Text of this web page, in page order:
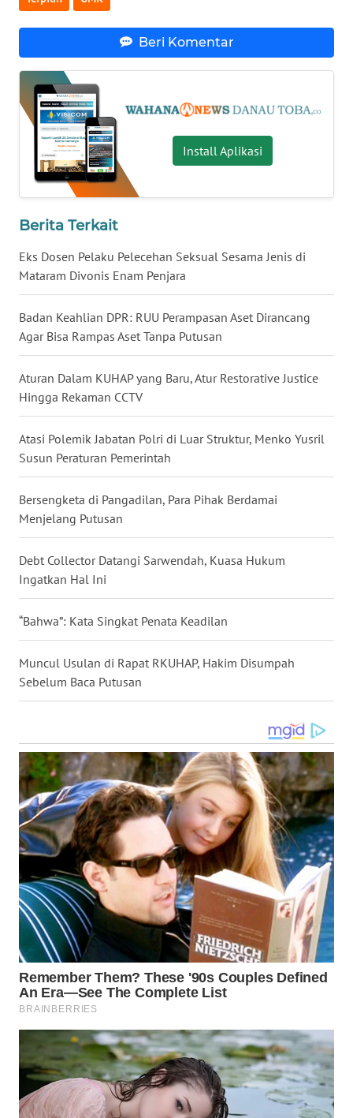
Beri Komentar
Install Aplikasi
Berita Terkait
Eks Dosen Pelaku Pelecehan Seksual Sesama Jenis di
Mataram Divonis Enam Penjara
Badan Keahlian DPR: RUU Perampasan Aset Dirancang
Agar Bisa Rampas Aset Tanpa Putusan
Aturan Dalam KUHAP yang Baru, Atur Restorative Justice
Hingga Rekaman CCTV
Atasi Polemik Jabatan Polri di Luar Struktur, Menko Yusril
Susun Peraturan Pemerintah
Bersengketa di Pangadilan, Para Pihak Berdamai
Menjelang Putusan
Debt Collector Datangi Sarwendah, Kuasa Hukum
Ingatkan Hal Ini
“Bahwa”: Kata Singkat Penata Keadilan
Muncul Usulan di Rapat RKUHAP, Hakim Disumpah
Sebelum Baca Putusan
TAPANULI
SELATAN
WN
TANJUNG
LESUNG
SIMALUNGUN
LABUHANBATU
TAPANULI
TENGAH
WN DELI
SERDANG
WN
TEBING
WN
PAKPAK
WN
BEKASI
WN
BOGOR
WN
DEPOK
TAPANULI
UTARA
WN
SAMOSIR
WN
PADANG
LAWAS
WN
SUMEDANG